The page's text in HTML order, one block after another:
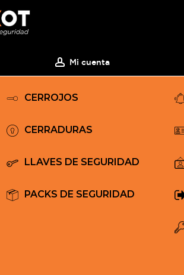
Mi cuenta
CERROJOS
CERRADURAS
LLAVES DE SEGURIDAD
PACKS DE SEGURIDAD